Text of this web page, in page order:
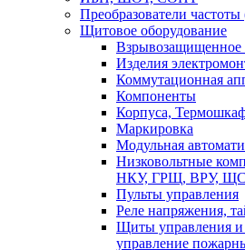
Преобразователи
Щитовое оборудование
Взрывозащищенное
Изделия
Коммутационная
Компоненты
Корпуса,
Маркировка
Модульная
Низковольтные
НКУ, ГРЩ, ВРУ,
Пульты управления
Реле напряжения,
Щиты управления и
управление